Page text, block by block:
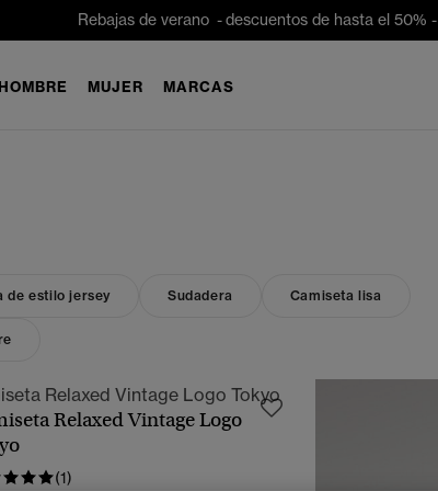
Rebajas de verano - descuentos de hasta el 50% -
MUJER MARCAS
de estilo jersey Sudadera Camiseta lisa
VISTA RÁPIDA
Relaxed Vintage Logo
(1)